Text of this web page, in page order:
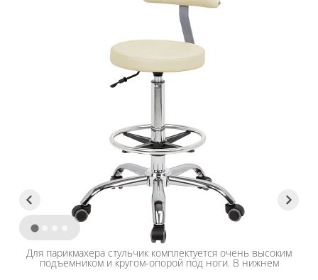
Для парикмахера стульчик комплектуется очень высоким
подъемником и кругом-опорой под ноги. В нижнем
положении высота по сиденью 640 мм.